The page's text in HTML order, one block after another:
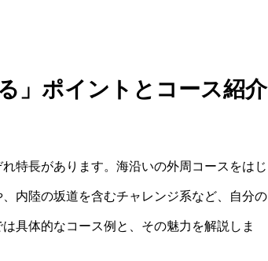
」ポイントとコース紹介
特長があります。海沿いの外周コースをはじ
内陸の坂道を含むチャレンジ系など、自分の
具体的なコース例と、その魅力を解説しま